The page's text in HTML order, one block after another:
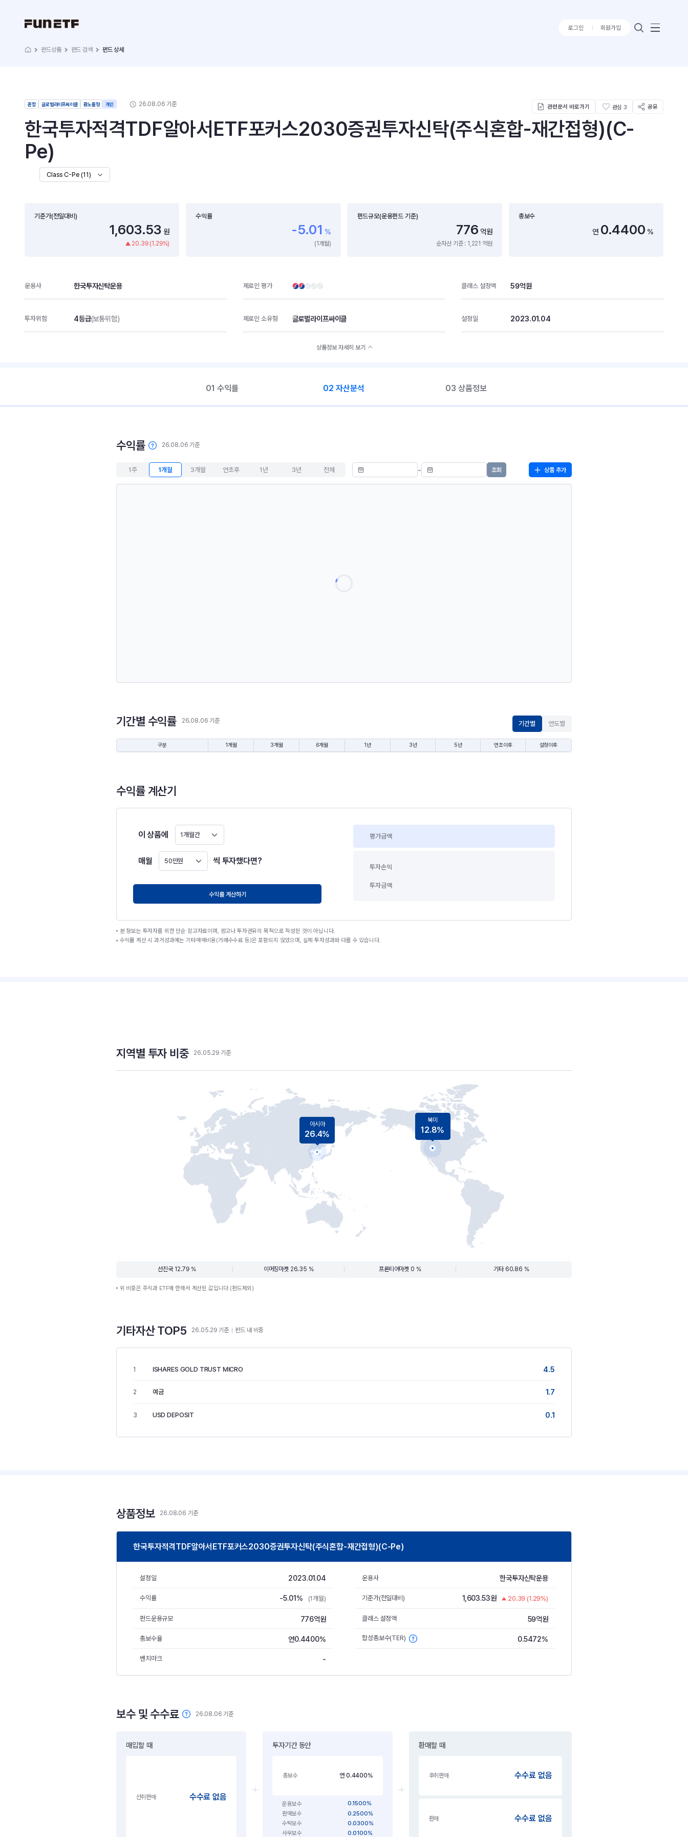
로그인 회원가입
펀드상품 펀드 검색 펀드 상세
혼합 글로벌라이프싸이클 환노출형 개인 26.08.06 기준 관련문서 바로가기 관심 3 공유
한국투자적격TDF알아서ETF포커스2030증권투자신탁(주식혼합-재간접형)(C-
Pe)
Class C-Pe (11)
기준가(전일대비)
1,603.53 원
20.39 (1.29%)
수익률
-5.01 %
(1개월)
펀드규모(운용펀드 기준)
776 억원
순자산 기준 : 1,221 억원
총보수
연 0.4400 %
운용사 한국투자신탁운용 제로인 평가 클래스 설정액 59억원
투자위험 4등급(보통위험) 제로인 소유형 글로벌라이프싸이클 설정일 2023.01.04
상품정보 자세히 보기
01 수익률 02 자산분석 03 상품정보
수익률 26.08.06 기준
1주 1개월 3개월 연초후 1년 3년 전체 ~ 조회 상품 추가
기간별 수익률 26.08.06 기준 기간별 연도별
구분 1개월 3개월 6개월 1년 3년 5년 연초이후 설정이후
수익률 계산기
이 상품에 1개월간
매월 50만원 원 씩 투자했다면?
수익률 계산하기
평가금액
투자손익
투자금액
본 정보는 투자자를 위한 단순 참고자료이며, 광고나 투자권유의 목적으로 작성된 것이 아닙니다.
수익률 계산 시 과거성과에는 기타매매비용(거래수수료 등)은 포함되지 않았으며, 실제 투자성과와 다를 수 있습니다.
지역별 투자 비중 26.05.29 기준
북미
12.8%
아시아
26.4%
선진국 12.79 % 이머징마켓 26.35 % 프론티어마켓 0 % 기타 60.86 %
위 비중은 주식과 ETF에 한해서 계산된 값입니다.(펀드제외)
기타자산 TOP5 26.05.29 기준 펀드 내 비중
1 ISHARES GOLD TRUST MICRO 4.5
2 예금 1.7
3 USD DEPOSIT 0.1
상품정보 26.08.06 기준
한국투자적격TDF알아서ETF포커스2030증권투자신탁(주식혼합-재간접형)(C-Pe)
설정일 2023.01.04 운용사 한국투자신탁운용
수익률 -5.01% (1개월) 기준가(전일대비) 1,603.53원 20.39 (1.29%)
펀드운용규모 776억원 클래스 설정액 59억원
총보수율 연0.4400% 합성총보수(TER) 0.5472%
벤치마크 -
보수 및 수수료 26.08.06 기준
매입할 때
선취판매 수수료 없음
투자기간 동안
총보수 연 0.4400%
운용보수
0.1500%
판매보수
0.2500%
수탁보수
0.0300%
사무보수
0.0100%
환매할 때
후취판매 수수료 없음
환매 수수료 없음